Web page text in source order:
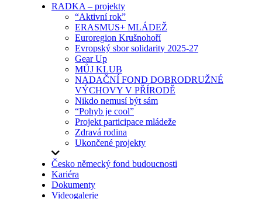
RADKA – projekty
“Aktivní rok”
ERASMUS+ MLÁDEŽ
Euroregion Krušnohoří
Evropský sbor solidarity 2025-27
Gear Up
MŮJ KLUB
NADAČNÍ FOND DOBRODRUŽNÉ
VÝCHOVY V PŘÍRODĚ
Nikdo nemusí být sám
“Pohyb je cool”
Projekt participace mládeže
Zdravá rodina
Ukončené projekty
Česko německý fond budoucnosti
Kariéra
Dokumenty
Videogalerie